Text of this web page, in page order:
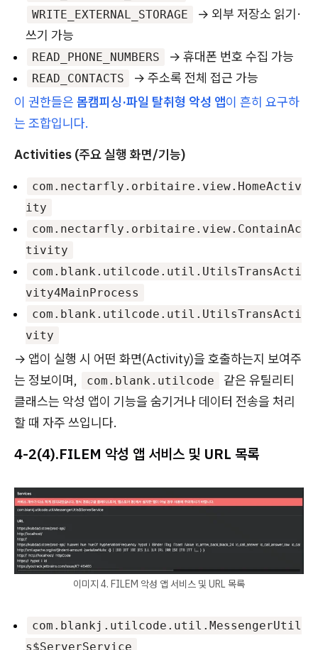
WRITE_EXTERNAL_STORAGE
→ 외부 저장소 읽기·
쓰기 가능
READ_PHONE_NUMBERS → 휴대폰 번호 수집 가능
READ_CONTACTS
→ 주소록 전체 접근 가능
이 권한들은 몸캠피싱·파일 탈취형 악성 앱이 흔히 요구하
는 조합입니다.
Activities (주요 실행 화면/기능)
com.nectarfly.orbitaire.view.HomeActiv
ity
com.nectarfly.orbitaire.view.ContainAc
tivity
com.blank.utilcode.util.UtilsTransActi
vity4MainProcess
com.blank.utilcode.util.UtilsTransActi
vity
→ 앱이 실행 시 어떤 화면(Activity)을 호출하는지 보여주
는 정보이며,
com.blank.utilcode
같은 유틸리티
클래스는 악성 앱이 기능을 숨기거나 데이터 전송을 처리
할 때 자주 쓰입니다.
4-2(4).FILEM 악성 앱 서비스 및 URL 목록
이미지 4. FILEM 악성 앱 서비스 및 URL 목록
com.blankj.utilcode.util.MessengerUtil
s$ServerService